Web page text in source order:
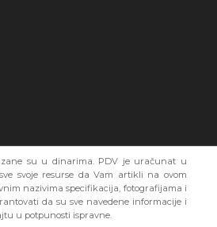
su u dinarima. PDV je uračunat u
svoje resurse da Vam artikli na ovom
nazivima specifikacija, fotografijama i
da su sve navedene informacije i
u potpunosti ispravne.